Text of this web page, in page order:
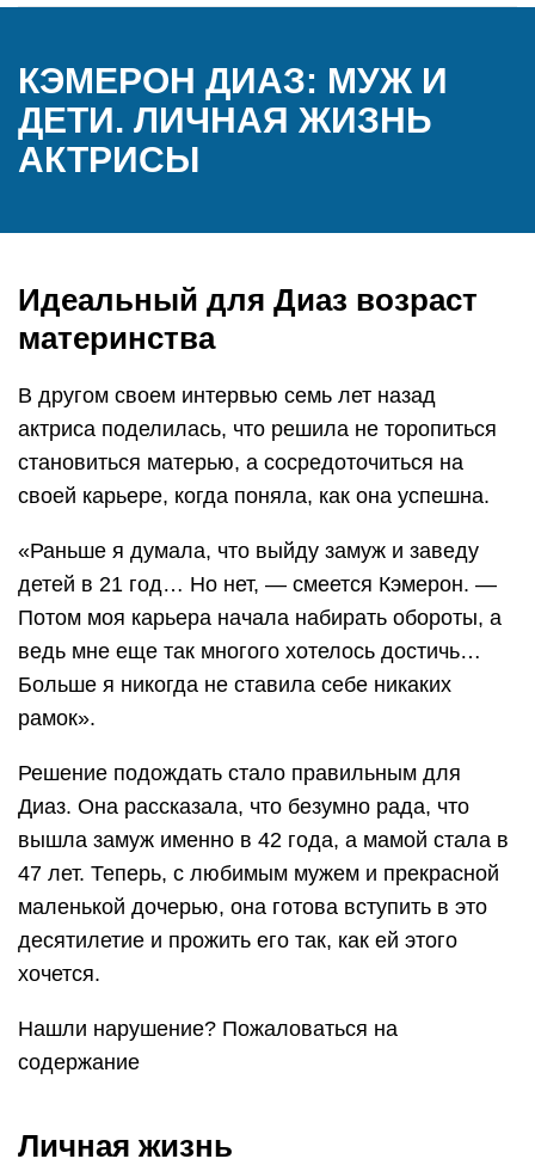
КЭМЕРОН ДИАЗ: МУЖ И
ДЕТИ. ЛИЧНАЯ ЖИЗНЬ
АКТРИСЫ
Идеальный для Диаз возраст
материнства
В другом своем интервью семь лет назад
актриса поделилась, что решила не торопиться
становиться матерью, а сосредоточиться на
своей карьере, когда поняла, как она успешна.
«Раньше я думала, что выйду замуж и заведу
детей в 21 год… Но нет, — смеется Кэмерон. —
Потом моя карьера начала набирать обороты, а
ведь мне еще так многого хотелось достичь…
Больше я никогда не ставила себе никаких
рамок».
Решение подождать стало правильным для
Диаз. Она рассказала, что безумно рада, что
вышла замуж именно в 42 года, а мамой стала в
47 лет. Теперь, с любимым мужем и прекрасной
маленькой дочерью, она готова вступить в это
десятилетие и прожить его так, как ей этого
хочется.
Нашли нарушение? Пожаловаться на
содержание
Личная жизнь